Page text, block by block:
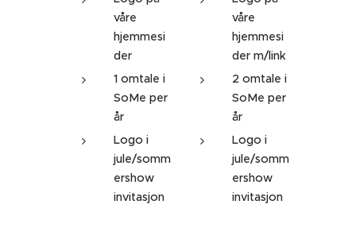
våre
hjemmesi
der
1 omtale i
SoMe per
år
Logo i
jule/somm
ershow
invitasjon
våre
hjemmesi
der m/link
2 omtale i
SoMe per
år
Logo i
jule/somm
ershow
invitasjon